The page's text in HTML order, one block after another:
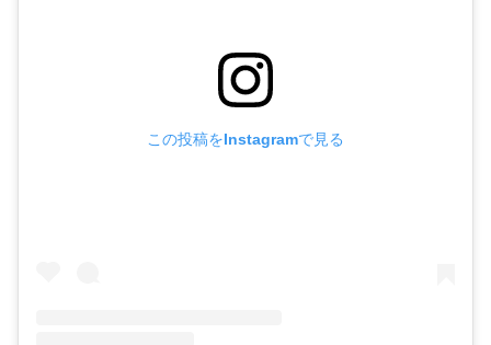
この投稿をInstagramで見る